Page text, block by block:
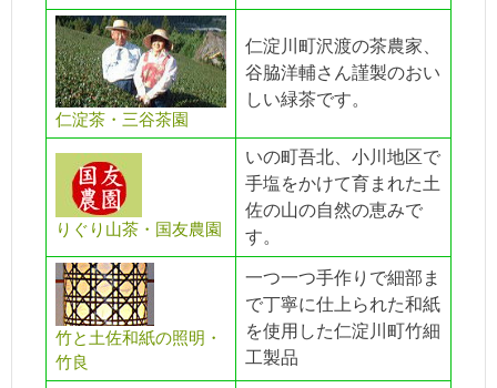
仁淀茶・三谷茶園
仁淀川町沢渡の茶農家、
谷脇洋輔さん謹製のおい
しい緑茶です。
りぐり山茶・国友農園
いの町吾北、小川地区で
手塩をかけて育まれた土
佐の山の自然の恵みで
す。
竹と土佐和紙の照明・
竹良
一つ一つ手作りで細部ま
で丁寧に仕上られた和紙
を使用した仁淀川町竹細
工製品